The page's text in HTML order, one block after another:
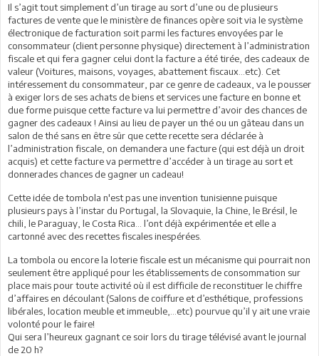
Il s’agit tout simplement d’un tirage au sort d’une ou de plusieurs
factures de vente que le ministère de finances opère soit via le système
électronique de facturation soit parmi les factures envoyées par le
consommateur (client personne physique) directement à l’administration
fiscale et qui fera gagner celui dont la facture a été tirée, des cadeaux de
valeur (Voitures, maisons, voyages, abattement fiscaux…etc). Cet
intéressement du consommateur, par ce genre de cadeaux, va le pousser
à exiger lors de ses achats de biens et services une facture en bonne et
due forme puisque cette facture va lui permettre d’avoir des chances de
gagner des cadeaux ! Ainsi au lieu de payer un thé ou un gâteau dans un
salon de thé sans en être sûr que cette recette sera déclarée à
l’administration fiscale, on demandera une facture (qui est déjà un droit
acquis) et cette facture va permettre d’accéder à un tirage au sort et
donnerades chances de gagner un cadeau!
Cette idée de tombola n'est pas une invention tunisienne puisque
plusieurs pays à l’instar du Portugal, la Slovaquie, la Chine, le Brésil, le
chili, le Paraguay, le Costa Rica… l’ont déjà expérimentée et elle a
cartonné avec des recettes fiscales inespérées.
La tombola ou encore la loterie fiscale est un mécanisme qui pourrait non
seulement être appliqué pour les établissements de consommation sur
place mais pour toute activité où il est difficile de reconstituer le chiffre
d’affaires en découlant (Salons de coiffure et d’esthétique, professions
libérales, location meuble et immeuble,…etc) pourvue qu’il y ait une vraie
volonté pour le faire!
Qui sera l’heureux gagnant ce soir lors du tirage télévisé avant le journal
de 20 h?